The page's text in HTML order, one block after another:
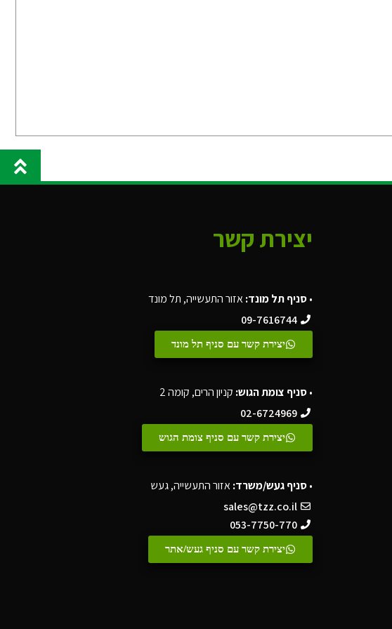
יצירת קשר
•סניף תל מונד:אזור התעשייה, תל מונד
09-7616744
יצירת קשר עם סניף תל מונד
•סניף צומת הגוש: קניון הרים, קומה 2
02-6724969
יצירת קשר עם סניף צומת הגוש
•סניף געש/משרד:אזור התעשייה, געש
sales@tzz.co.il
053-7750-770
יצירת קשר עם סניף געש/אתר